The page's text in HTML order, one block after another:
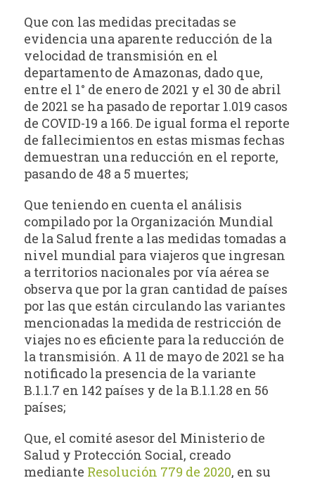
Que con las medidas precitadas se
evidencia una aparente reducción de la
velocidad de transmisión en el
departamento de Amazonas, dado que,
entre el 1° de enero de 2021 y el 30 de abril
de 2021 se ha pasado de reportar 1.019 casos
de COVID-19 a 166. De igual forma el reporte
de fallecimientos en estas mismas fechas
demuestran una reducción en el reporte,
pasando de 48 a 5 muertes;
Que teniendo en cuenta el análisis
compilado por la Organización Mundial
de la Salud frente a las medidas tomadas a
nivel mundial para viajeros que ingresan
a territorios nacionales por vía aérea se
observa que por la gran cantidad de países
por las que están circulando las variantes
mencionadas la medida de restricción de
viajes no es eficiente para la reducción de
la transmisión. A 11 de mayo de 2021 se ha
notificado la presencia de la variante
B.1.1.7 en 142 países y de la B.1.1.28 en 56
países;
Que, el comité asesor del Ministerio de
Salud y Protección Social, creado
mediante Resolución 779 de 2020, en su